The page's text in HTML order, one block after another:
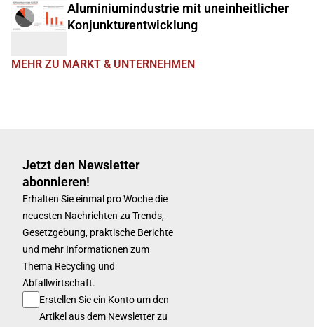
Aluminiumindustrie mit uneinheitlicher
Konjunkturentwicklung
MEHR ZU MARKT & UNTERNEHMEN
Jetzt den Newsletter
abonnieren!
Erhalten Sie einmal pro Woche die
neuesten Nachrichten zu Trends,
Gesetzgebung, praktische Berichte
und mehr Informationen zum
Thema Recycling und
Abfallwirtschaft.
Erstellen Sie ein Konto um den
Artikel aus dem Newsletter zu